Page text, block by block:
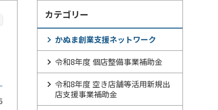
カテゴリー
かぬま創業支援ネットワーク
令和8年度 個店整備事業補助金
令和8年度 空き店舗等活用新規出
店支援事業補助金